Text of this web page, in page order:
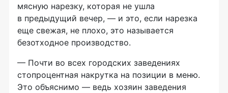
мясную нарезку, которая не ушла
в предыдущий вечер, — и это, если нарезка
еще свежая, не плохо, это называется
безотходное производство.
— Почти во всех городских заведениях
стопроцентная накрутка на позиции в меню.
Это объяснимо — ведь хозяин заведения